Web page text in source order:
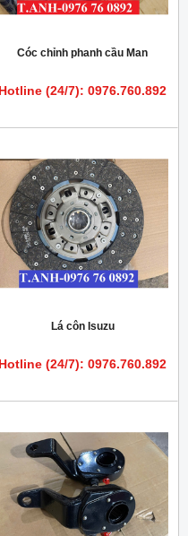
Cóc chỉnh phanh cầu Man
Hotline (24/7): 0976.760.892
Lá côn Isuzu
Hotline (24/7): 0976.760.892